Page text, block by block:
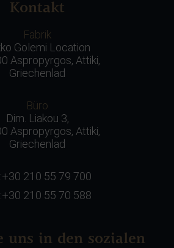
Kontakt
Fabrik
Golemi Location
Aspropyrgos, Attiki,
Griechenlad
Büro
Dim. Liakou 3,
Aspropyrgos, Attiki,
Griechenlad
:+30 210 55 79 700
:+30 210 55 70 588
uns in den sozialen